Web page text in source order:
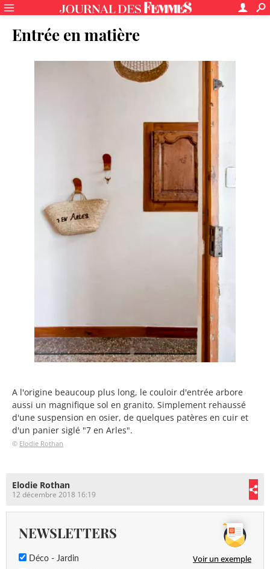
Entrée en matière
A l'origine beaucoup plus long, le couloir d'entrée arbore
aussi un magnifique sol en granito. Simplement rehaussé
d'une suspension en osier, de quelques patères en cuir et
d'un panier siglé "7 en Arles".
© Elodie Rothan
Elodie Rothan
12 décembre 2018 16:19
NEWSLETTERS
Déco - Jardin Voir un exemple